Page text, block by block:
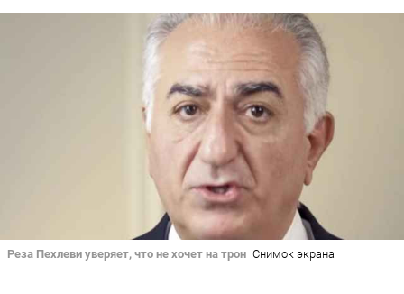
Реза Пехлеви уверяет, что не хочет на трон Снимок экрана